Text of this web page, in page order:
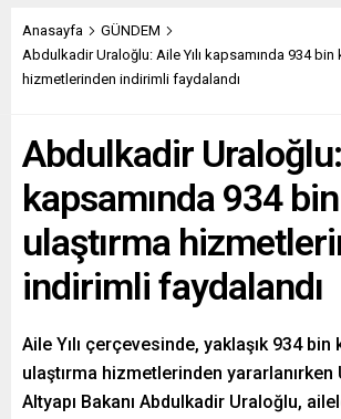
Anasayfa
GÜNDEM
Abdulkadir Uraloğlu: Aile Yılı kapsamında 934 bin
hizmetlerinden indirimli faydalandı
Abdulkadir Uraloğlu:
kapsamında 934
ulaştırma
indirimli faydalandı
Aile Yılı çerçevesinde, yaklaşık 934
ulaştırma hizmetlerinden yararlanırken
Altyapı Bakanı Abdulkadir Uraloğlu,